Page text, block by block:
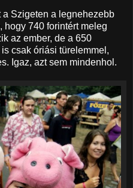
Szigeten a legnehezebb
hogy 740 forintért meleg
az ember, de a 650
csak óriási türelemmel,
Igaz, azt sem mindenhol.